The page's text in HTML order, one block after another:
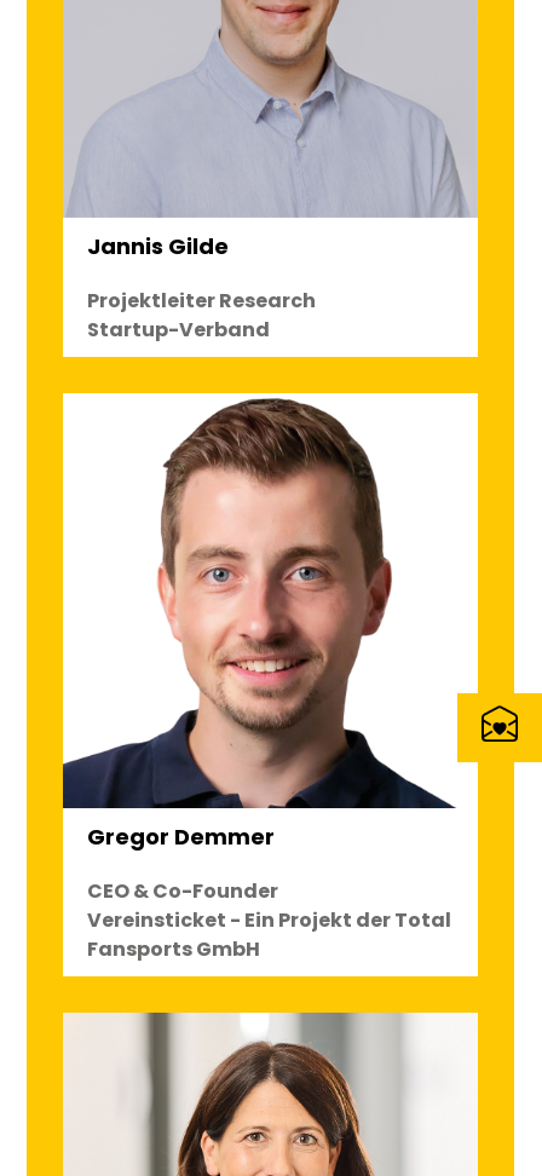
Jannis Gilde
Projektleiter Research
Startup-Verband
Gregor Demmer
CEO & Co-Founder
Vereinsticket - Ein Projekt der Total
Fansports GmbH